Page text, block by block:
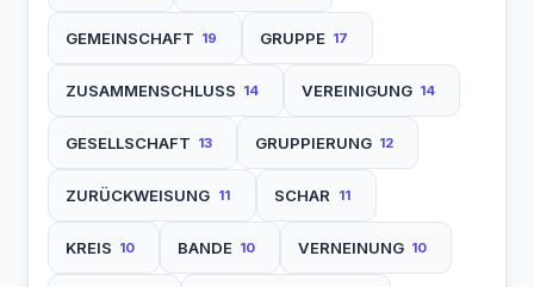
GEMEINSCHAFT 19 GRUPPE 17
ZUSAMMENSCHLUSS 14 VEREINIGUNG 14
GESELLSCHAFT 13 GRUPPIERUNG 12
ZURÜCKWEISUNG 11 SCHAR 11
KREIS 10 BANDE 10 VERNEINUNG 10